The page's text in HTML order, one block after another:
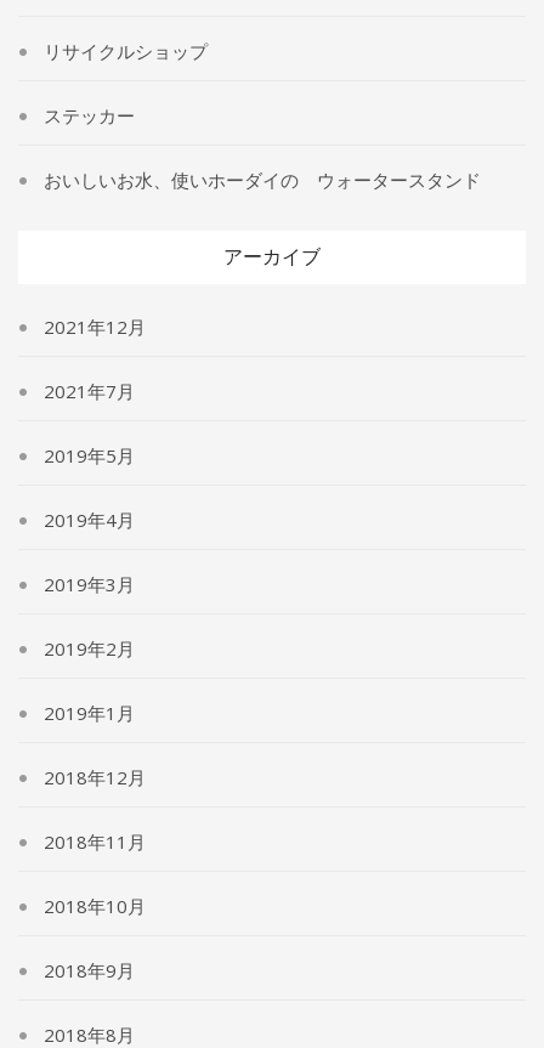
リサイクルショップ
ステッカー
おいしいお水、使いホーダイの ウォータースタンド
アーカイブ
2021年12月
2021年7月
2019年5月
2019年4月
2019年3月
2019年2月
2019年1月
2018年12月
2018年11月
2018年10月
2018年9月
2018年8月